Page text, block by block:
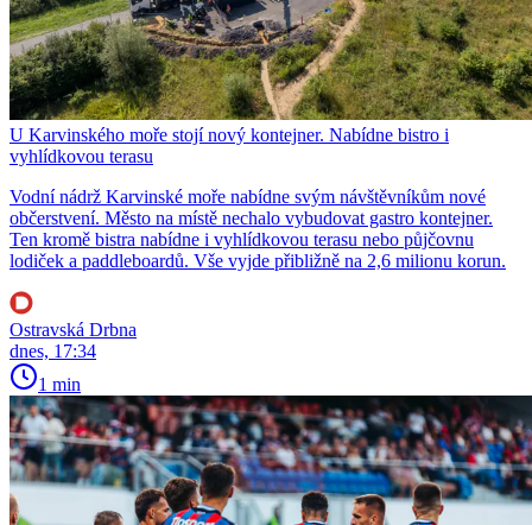
U Karvinského moře stojí nový kontejner. Nabídne bistro i
vyhlídkovou terasu
Vodní nádrž Karvinské moře nabídne svým návštěvníkům nové
občerstvení. Město na místě nechalo vybudovat gastro kontejner.
Ten kromě bistra nabídne i vyhlídkovou terasu nebo půjčovnu
lodiček a paddleboardů. Vše vyjde přibližně na 2,6 milionu korun.
Ostravská Drbna
dnes, 17:34
1 min